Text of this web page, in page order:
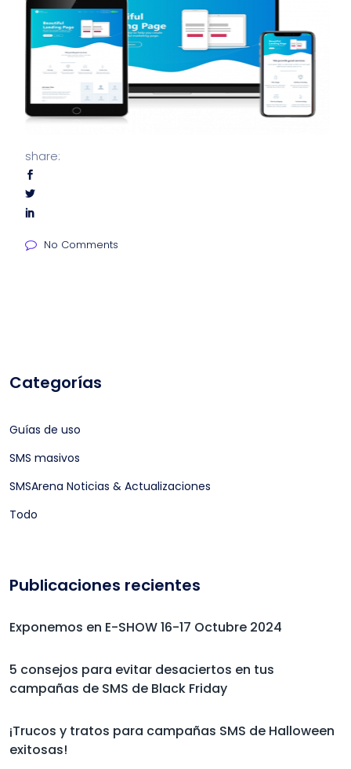
share:
No Comments
Categorías
Guías de uso
SMS masivos
SMSArena Noticias & Actualizaciones
Todo
Publicaciones recientes
Exponemos en E-SHOW 16-17 Octubre 2024
5 consejos para evitar desaciertos en tus
campañas de SMS de Black Friday
¡Trucos y tratos para campañas SMS de Halloween
exitosas!